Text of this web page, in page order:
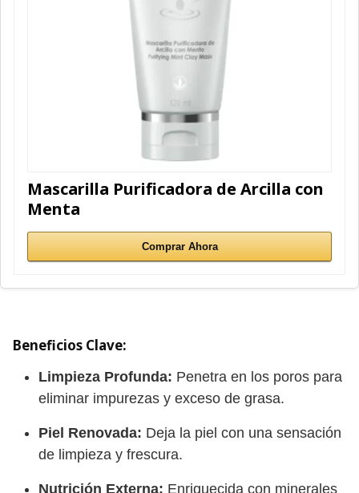
Mascarilla Purificadora de Arcilla con
Menta
Comprar Ahora
Beneficios Clave:
Limpieza Profunda: Penetra en los poros para
eliminar impurezas y exceso de grasa.
Piel Renovada: Deja la piel con una sensación
de limpieza y frescura.
Nutrición Externa: Enriquecida con minerales